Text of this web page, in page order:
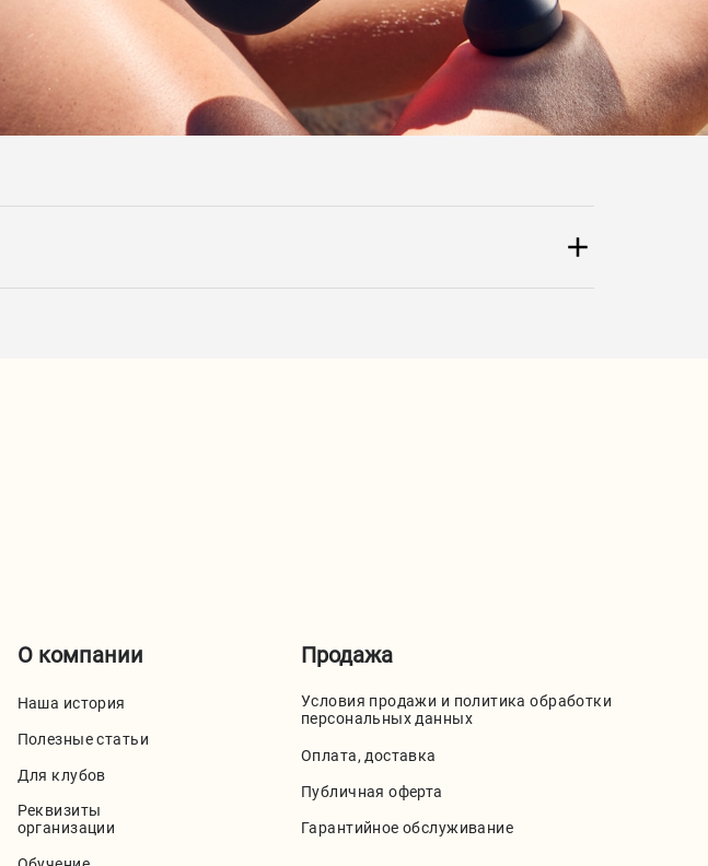
О компании
Наша история
Полезные статьи
Для клубов
Реквизиты
организации
Продажа
Условия продажи и политика обработки
персональных данных
Оплата, доставка
Публичная оферта
Гарантийное обслуживание